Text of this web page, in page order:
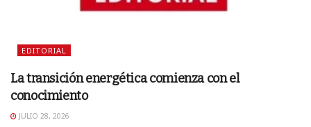
EDITORIAL
La transición energética comienza con el
conocimiento
JULIO 28, 2026